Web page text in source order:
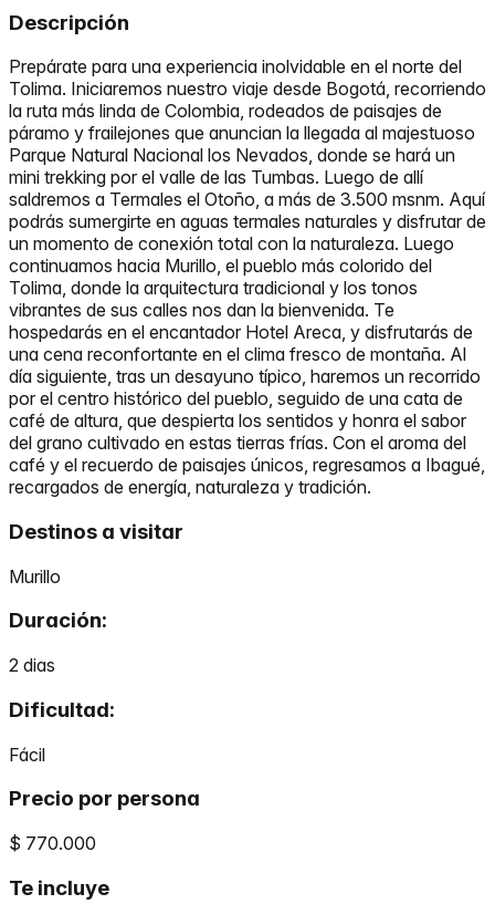
Descripción
Prepárate para una experiencia inolvidable en el norte del
Tolima. Iniciaremos nuestro viaje desde Bogotá, recorriendo
la ruta más linda de Colombia, rodeados de paisajes de
páramo y frailejones que anuncian la llegada al majestuoso
Parque Natural Nacional los Nevados, donde se hará un
mini trekking por el valle de las Tumbas. Luego de allí
saldremos a Termales el Otoño, a más de 3.500 msnm. Aquí
podrás sumergirte en aguas termales naturales y disfrutar de
un momento de conexión total con la naturaleza. Luego
continuamos hacia Murillo, el pueblo más colorido del
Tolima, donde la arquitectura tradicional y los tonos
vibrantes de sus calles nos dan la bienvenida. Te
hospedarás en el encantador Hotel Areca, y disfrutarás de
una cena reconfortante en el clima fresco de montaña. Al
día siguiente, tras un desayuno típico, haremos un recorrido
por el centro histórico del pueblo, seguido de una cata de
café de altura, que despierta los sentidos y honra el sabor
del grano cultivado en estas tierras frías. Con el aroma del
café y el recuerdo de paisajes únicos, regresamos a Ibagué,
recargados de energía, naturaleza y tradición.
Destinos a visitar
Murillo
Duración:
2 dias
Dificultad:
Fácil
Precio por persona
$ 770.000
Te incluye